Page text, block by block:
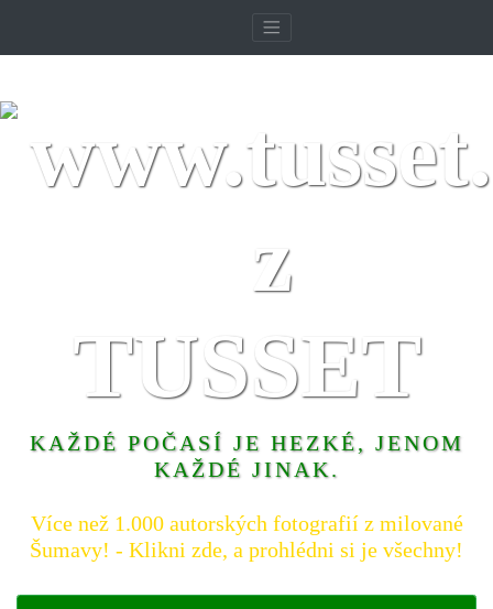
TUSSET
KAŽDÉ POČASÍ JE HEZKÉ, JENOM
KAŽDÉ JINAK.
Více než 1.000 autorských fotografií z milované
Šumavy! - Klikni zde, a prohlédni si je všechny!